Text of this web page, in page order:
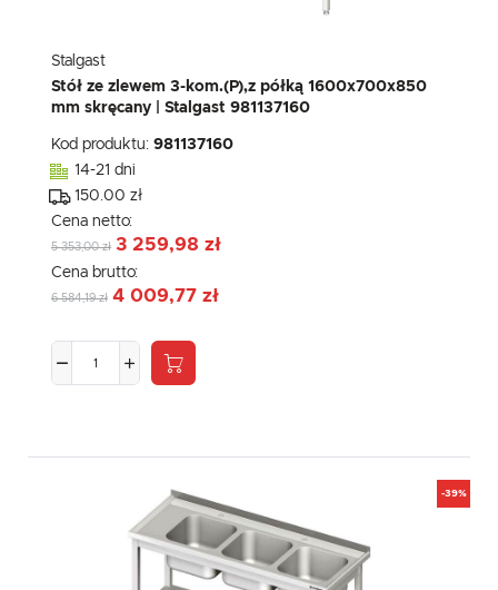
Stalgast
Stół ze zlewem 3-kom.(P),z półką 1600x700x850
mm skręcany | Stalgast 981137160
Kod produktu: 981137160
14-21 dni
150.00 zł
Cena netto:
5 353,00 zł 3 259,98 zł
Cena brutto:
6 584,19 zł 4 009,77 zł
-39%